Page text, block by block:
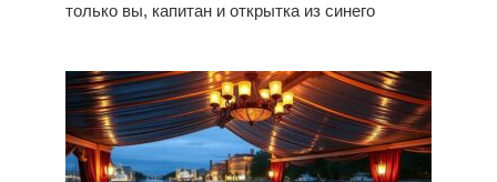
только вы, капитан и открытка из синего